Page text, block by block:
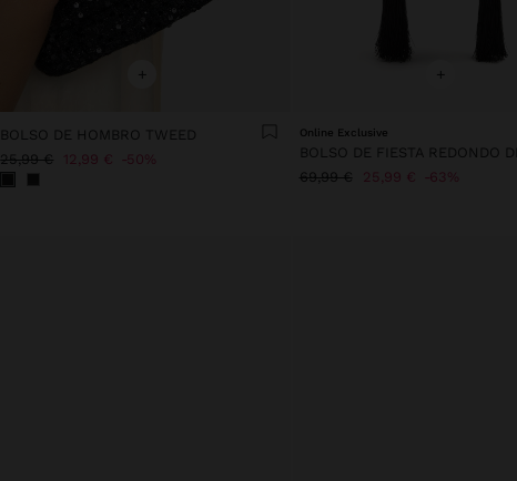
+
BOLSO DE HOMBRO TWEED
25,99 € 12,99 € 50%
+
Online Exclusive
69,99 € 25,99 € 63%